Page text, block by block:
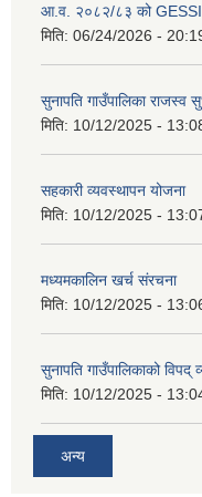
आ.व. २०८२/८३ को GESSI
मिति: 06/24/2026 -
सुनापति गाउँपालिका राजस्व
मिति: 10/12/2025 -
सहकारी व्यवस्थापन योजना
मिति: 10/12/2025 -
मध्यमकालिन खर्च संरचना
मिति: 10/12/2025 -
सुनापति गाउँपालिकाको
मिति: 10/12/2025 -
अन्य